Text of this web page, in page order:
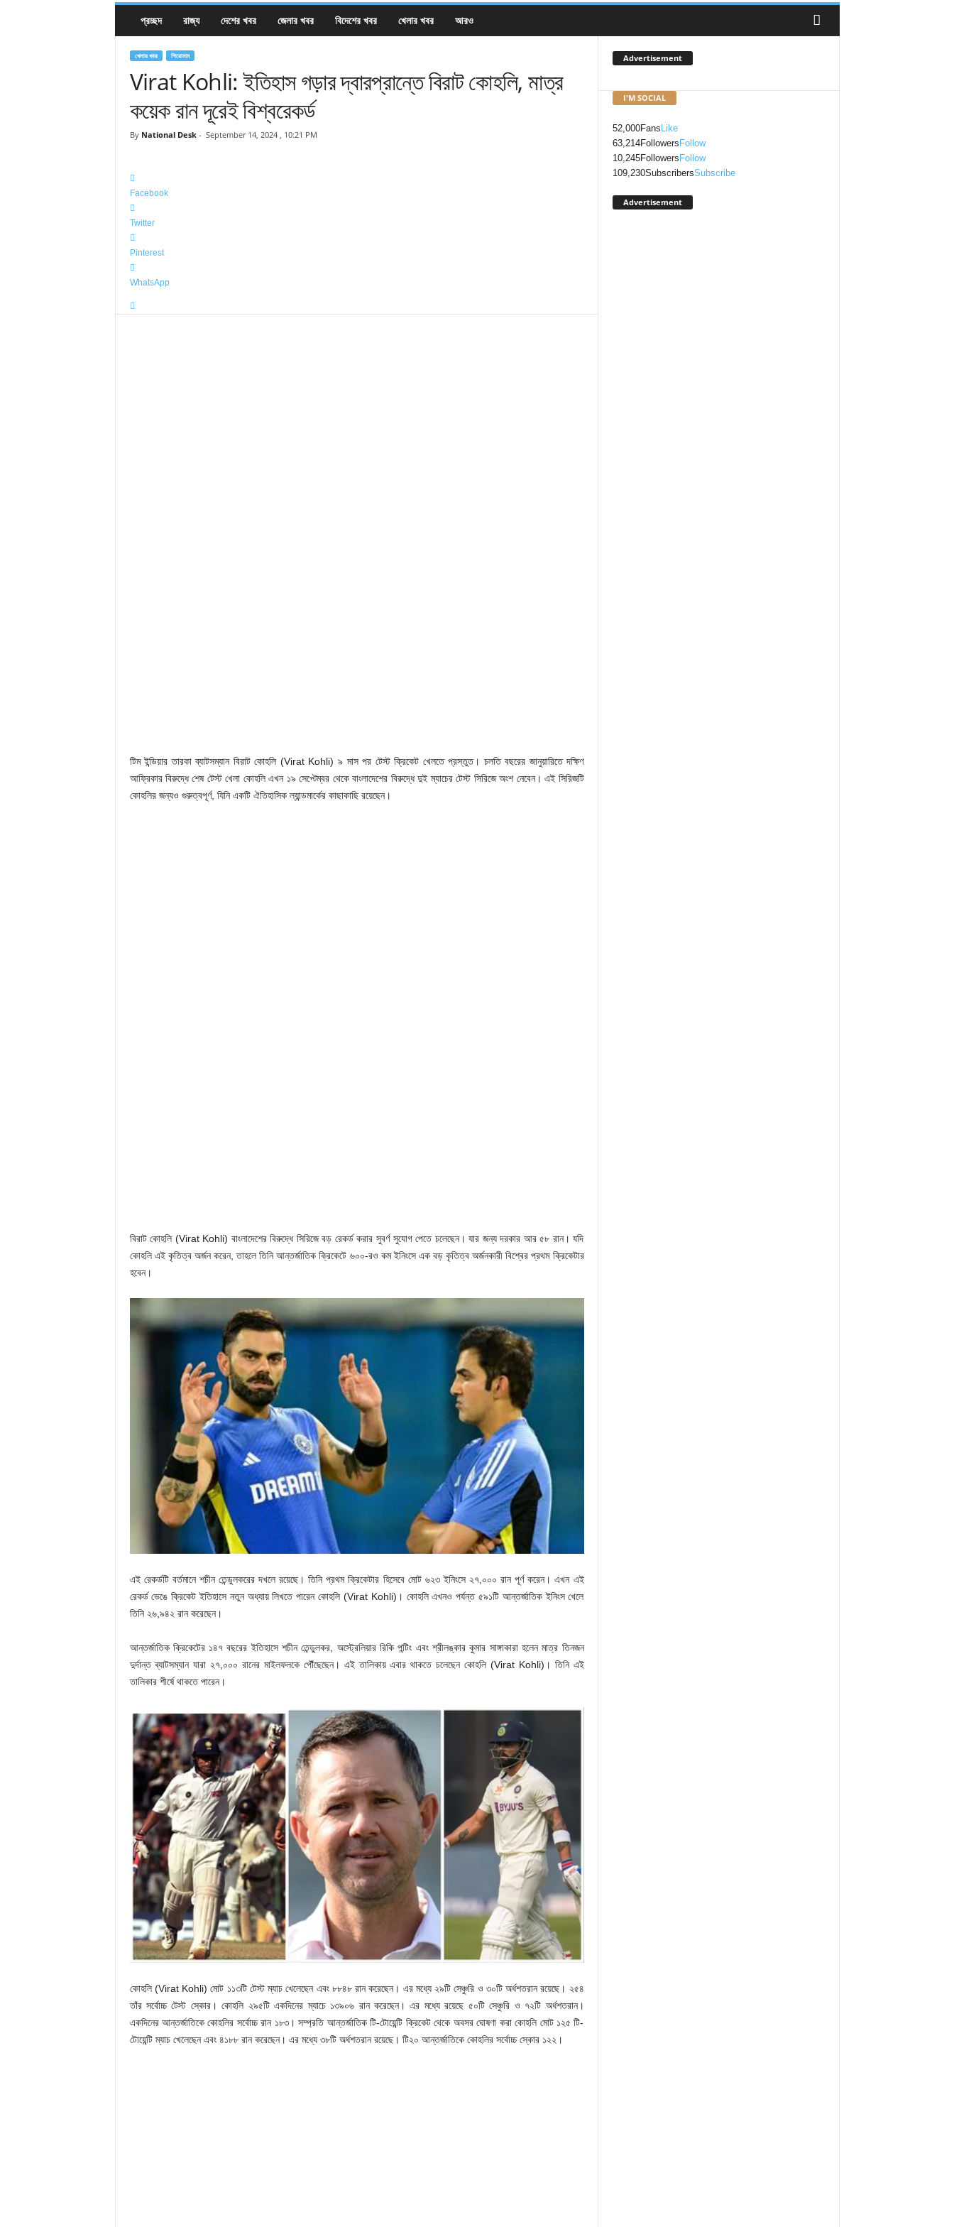
প্রচ্ছদ রাজ্য দেশের খবর জেলার খবর বিদেশের খবর খেলার খবর আরও
খেলার খবর শিরোনাম
Virat Kohli: ইতিহাস গড়ার দ্বারপ্রান্তে বিরাট কোহলি, মাত্র
কয়েক রান দূরেই বিশ্বরেকর্ড
By National Desk- September 14, 2024 , 10:21 PM
Facebook
Twitter
Pinterest
WhatsApp
টিম ইন্ডিয়ার তারকা ব্যাটসম্যান বিরাট কোহলি (Virat Kohli) ৯ মাস পর টেস্ট ক্রিকেট খেলতে প্রস্তুত। চলতি বছরের জানুয়ারিতে দক্ষিণ
আফ্রিকার বিরুদ্ধে শেষ টেস্ট খেলা কোহলি এখন ১৯ সেপ্টেম্বর থেকে বাংলাদেশের বিরুদ্ধে দুই ম্যাচের টেস্ট সিরিজে অংশ নেবেন। এই সিরিজটি
কোহলির জন্যও গুরুত্বপূর্ণ, যিনি একটি ঐতিহাসিক ল্যান্ডমার্কের কাছাকাছি রয়েছেন।
বিরাট কোহলি (Virat Kohli) বাংলাদেশের বিরুদ্ধে সিরিজে বড় রেকর্ড করার সুবর্ণ সুযোগ পেতে চলেছেন। যার জন্য দরকার আর ৫৮ রান। যদি
কোহলি এই কৃতিত্ব অর্জন করেন, তাহলে তিনি আন্তর্জাতিক ক্রিকেটে ৬০০-রও কম ইনিংসে এক বড় কৃতিত্ব অর্জনকারী বিশ্বের প্রথম ক্রিকেটার
হবেন।
এই রেকর্ডটি বর্তমানে শচীন তেন্ডুলকরের দখলে রয়েছে। তিনি প্রথম ক্রিকেটার হিসেবে মোট ৬২৩ ইনিংসে ২৭,০০০ রান পূর্ণ করেন। এখন এই
রেকর্ড ভেঙে ক্রিকেট ইতিহাসে নতুন অধ্যায় লিখতে পারেন কোহলি (Virat Kohli)। কোহলি এখনও পর্যন্ত ৫৯১টি আন্তর্জাতিক ইনিংস খেলে
তিনি ২৬,৯৪২ রান করেছেন।
আন্তর্জাতিক ক্রিকেটের ১৪৭ বছরের ইতিহাসে শচীন তেন্ডুলকর, অস্ট্রেলিয়ার রিকি পন্টিং এবং শ্রীলঙ্কার কুমার সাঙ্গাকারা হলেন মাত্র তিনজন
দুর্দান্ত ব্যাটসম্যান যারা ২৭,০০০ রানের মাইলফলকে পৌঁছেছেন। এই তালিকায় এবার থাকতে চলেছেন কোহলি (Virat Kohli)। তিনি এই
তালিকার শীর্ষে থাকতে পারেন।
কোহলি (Virat Kohli) মোট ১১৩টি টেস্ট ম্যাচ খেলেছেন এবং ৮৮৪৮ রান করেছেন। এর মধ্যে ২৯টি সেঞ্চুরি ও ৩০টি অর্ধশতরান রয়েছে। ২৫৪
তাঁর সর্বোচ্চ টেস্ট স্কোর। কোহলি ২৯৫টি একদিনের ম্যাচে ১৩৯০৬ রান করেছেন। এর মধ্যে রয়েছে ৫০টি সেঞ্চুরি ও ৭২টি অর্ধশতরান।
একদিনের আন্তর্জাতিকে কোহলির সর্বোচ্চ রান ১৮৩। সম্প্রতি আন্তর্জাতিক টি-টোয়েন্টি ক্রিকেট থেকে অবসর ঘোষণা করা কোহলি মোট ১২৫ টি-
টোয়েন্টি ম্যাচ খেলেছেন এবং ৪১৮৮ রান করেছেন। এর মধ্যে ৩৮টি অর্ধশতরান রয়েছে। টি২০ আন্তর্জাতিকে কোহলির সর্বোচ্চ স্কোর ১২২।
Advertisement
I'M SOCIAL
52,000Fans Like
63,214Followers Follow
10,245Followers Follow
109,230SubscribersSubscribe
Advertisement